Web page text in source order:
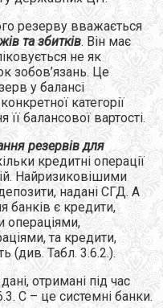
резерву вважається
та збитків. Він має
не як
зобов’язань. Це
у балансі
категорії
її балансової вартості.
резервів для
кредитні операції
Найризиковішими
надані СГД. А
банків є кредити,
операціями,
та кредити,
(див. Табл. 3.6.2.).
отримані під час
С – це системні банки.